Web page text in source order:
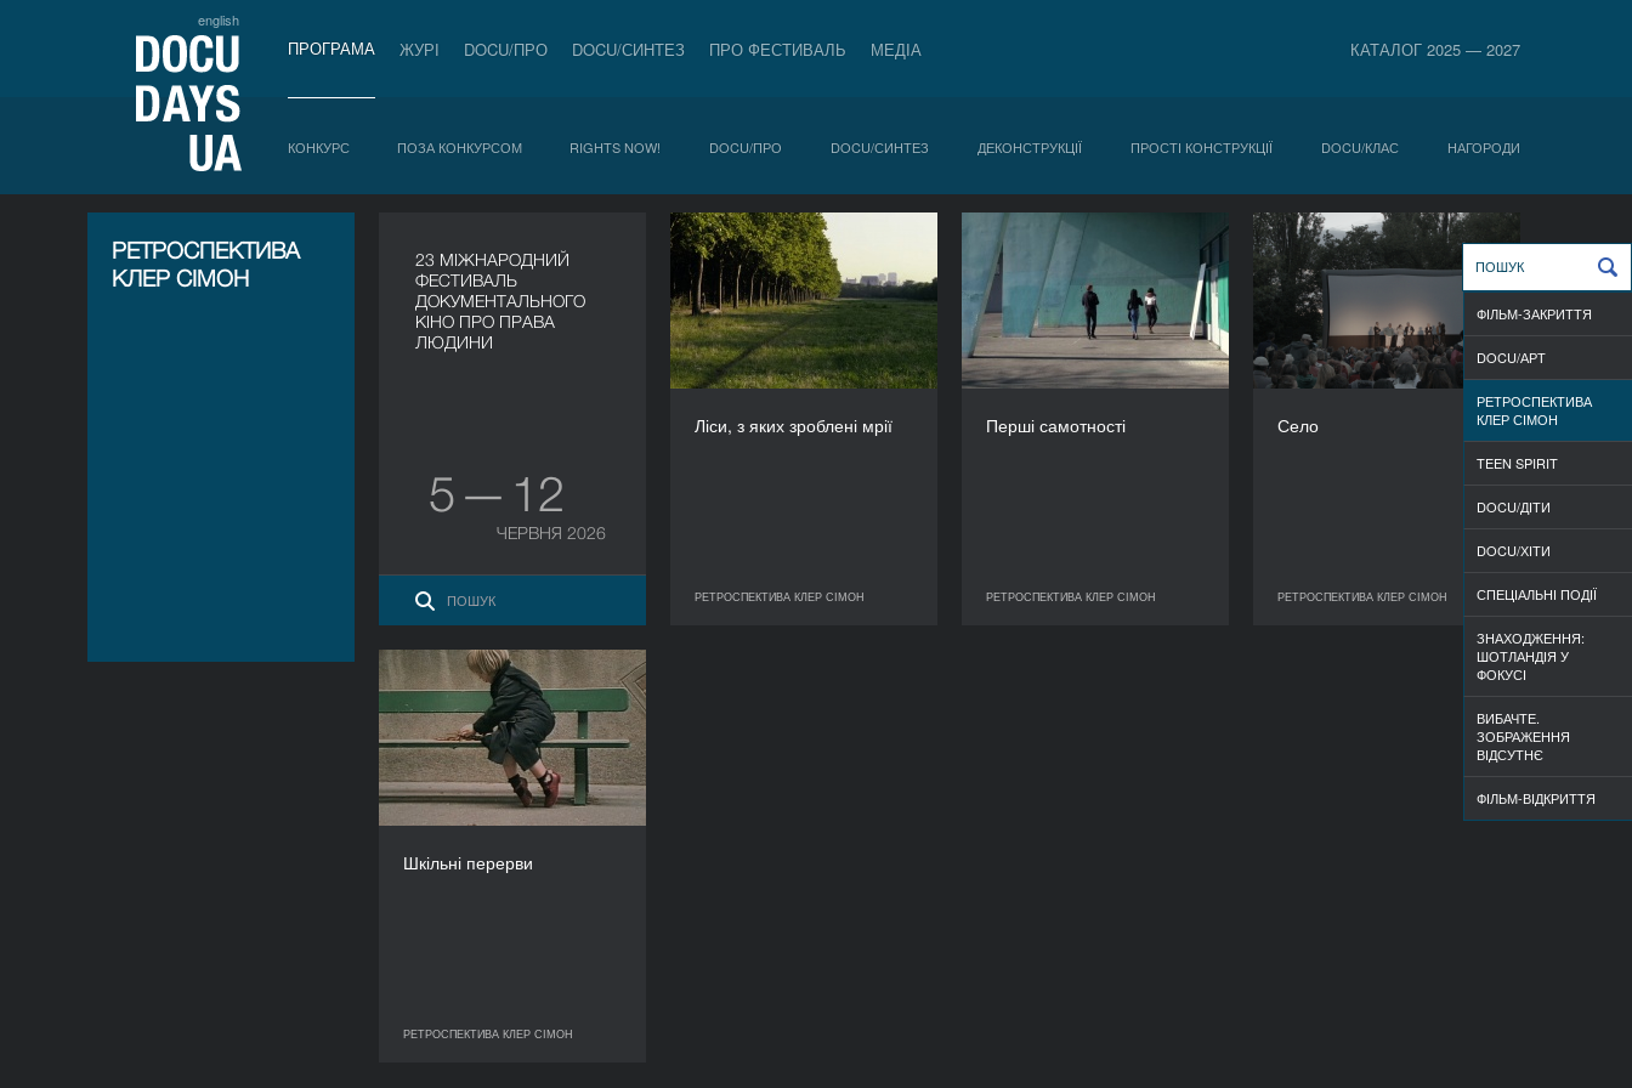
english
ПРОГРАМА ЖУРІ DOCU/ПРО DOCU/СИНТЕЗ ПРО ФЕСТИВАЛЬ МЕДІА КАТАЛОГ 2025 — 2027
КОНКУРС ПОЗА КОНКУРСОМ RIGHTS NOW! DOCU/ПРО DOCU/СИНТЕЗ ДЕКОНСТРУКЦІЇ ПРОСТІ КОНСТРУКЦІЇ DOCU/КЛАС НАГОРОДИ
РЕТРОСПЕКТИВА
КЛЕР СІМОН
23 МІЖНАРОДНИЙ
ФЕСТИВАЛЬ
ДОКУМЕНТАЛЬНОГО
КІНО ПРО ПРАВА
ЛЮДИНИ
5 — 12
ЧЕРВНЯ 2026
Ліси, з яких зроблені мрії
РЕТРОСПЕКТИВА КЛЕР СІМОН
Ліси, з яких зроблені мрії
РІК
2015
КРАЇНА
Франція, Швейцарія
РЕЖИСЕР/-КА
ТРИВАЛІСТЬ
РЕТРОСПЕКТИВА КЛЕР СІМОН
Перші самотності
РЕТРОСПЕКТИВА КЛЕР СІМОН
Перші самотності
РІК
2018
КРАЇНА
Франція
РЕЖИСЕР/-КА
РЕТРОСПЕКТИВА КЛЕР СІМОН
Село
РЕТРОСПЕКТИВА КЛЕР СІМОН
Село
2019
КРАЇНА
Франція
РЕЖИСЕР/-КА
Клер Сімон
ТРИВАЛІСТЬ
520’
РЕТРОСПЕКТИВА КЛЕР СІМОН
Шкільні перерви
РЕТРОСПЕКТИВА КЛЕР СІМОН
Шкільні перерви
РІК
1992
КРАЇНА
Франція
РЕЖИСЕР/-КА
РЕТРОСПЕКТИВА КЛЕР СІМОН
ФІЛЬМ-ЗАКРИТТЯ
DOCU/АРТ
РЕТРОСПЕКТИВА
КЛЕР СІМОН
TEEN SPIRIT
DOCU/ДІТИ
DOCU/ХІТИ
СПЕЦІАЛЬНІ ПОДІЇ
ЗНАХОДЖЕННЯ:
ШОТЛАНДІЯ У
ФОКУСІ
ВИБАЧТЕ.
ЗОБРАЖЕННЯ
ВІДСУТНЄ
ФІЛЬМ-ВІДКРИТТЯ